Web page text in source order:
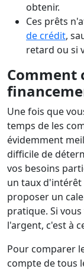
obtenir.
Ces prêts
de crédit,
retard ou si
Comment
Une fois que
temps de les
évidemment
difficile de
vos besoins
un taux
proposer un
pratique. Si
l'argent, c'est à
Pour comparer
compte de tous